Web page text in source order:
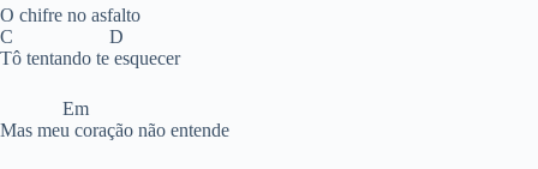
O chifre no asfalto
C D
Tô tentando te esquecer
Em
Mas meu coração não entende